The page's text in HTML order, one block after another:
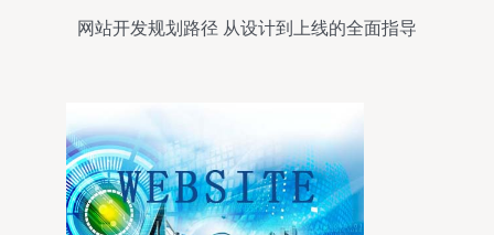
网站开发规划路径 从设计到上线的全面指导